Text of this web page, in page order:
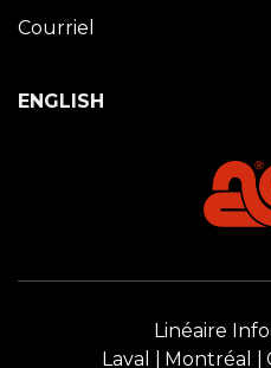
Courriel
ENGLISH
Linéaire
Laval
Montréal